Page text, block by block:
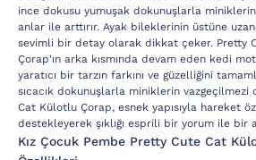
ince dokusu yumuşak dokunuşlarla
anlar ile arttırır. Ayak bileklerinin üstüne
sevimli bir detay olarak dikkat çeker. Pretty
Çorap'ın arka kısmında devam eden kedi
yaratıcı bir tarzın farkını ve güzelliğini
sıcacık dokunuşlarla miniklerin vazgeçilmezi
Cat Külotlu Çorap, esnek yapısıyla hareket
destekleyerek şıklığı esprili bir yorum ile bir
Kız Çocuk Pembe Pretty Cute Cat